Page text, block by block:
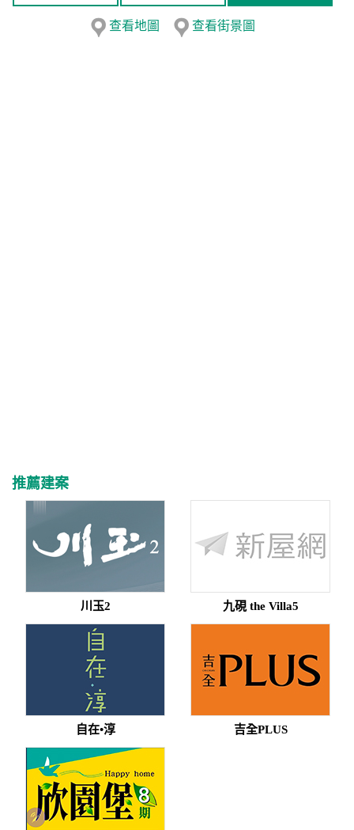
查看地圖 查看街景圖
推薦建案
川玉2 九硯 the Villa5
自在•淳 吉全PLUS